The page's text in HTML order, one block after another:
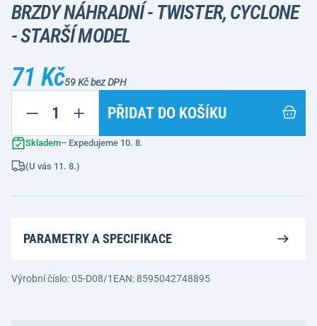
BRZDY NÁHRADNÍ - TWISTER, CYCLONE
- STARŠÍ MODEL
71 Kč59 Kč bez DPH
PŘIDAT DO KOŠÍKU
Skladem– Expedujeme 10. 8.
(U vás 11. 8.)
PARAMETRY A SPECIFIKACE
Výrobní číslo: 05-D08/1 EAN: 8595042748895